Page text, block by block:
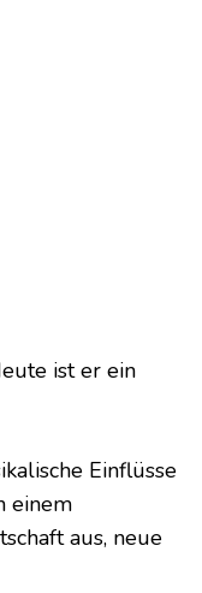
ist er ein
Einflüsse
einem
aus, neue